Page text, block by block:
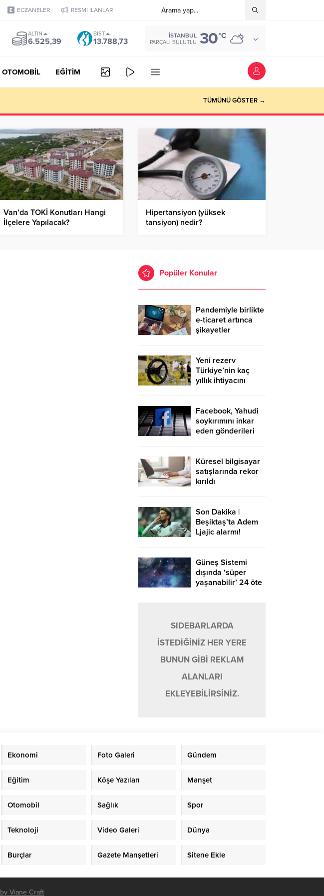
ECZANELER RESMİ İLANLAR
ALTIN
6.525,39
BIST
13.788,73
İSTANBUL
PARÇALI BULUTLU 30°C
OTOMOBİL EĞİTİM
TÜMÜNÜ GÖSTER →
Van’da TOKİ Konutları Hangi
İlçelere Yapılacak?
Hipertansiyon (yüksek
tansiyon) nedir?
Popüler Konular
Pandemiyle birlikte
e-ticaret artınca
şikayetler
Yeni rezerv
Türkiye’nin kaç
yıllık ihtiyacını
Facebook, Yahudi
soykırımını inkar
eden gönderileri
Küresel bilgisayar
satışlarında rekor
kırıldı
Son Dakika |
Beşiktaş’ta Adem
Ljajic alarmı!
Güneş Sistemi
dışında ‘süper
yaşanabilir’ 24 öte
SIDEBARLARDA
İSTEDİĞİNİZ HER YERE
BUNUN GİBİ REKLAM
ALANLARI
EKLEYEBİLİRSİNİZ.
Ekonomi Foto Galeri Gündem
Eğitim Köşe Yazıları Manşet
Otomobil Sağlık Spor
Teknoloji Video Galeri Dünya
Burçlar Gazete Manşetleri Sitene Ekle
by Viane Craft